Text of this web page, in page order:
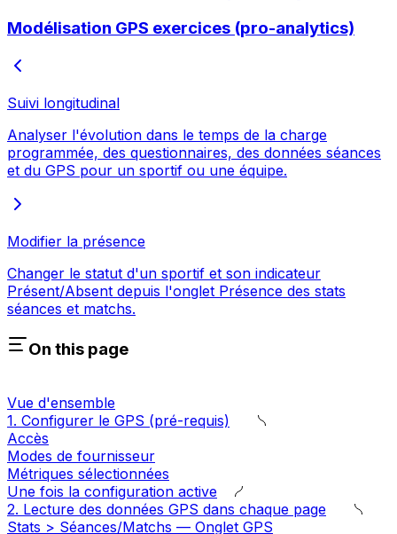
Modélisation GPS exercices (pro-analytics)
Suivi longitudinal
Analyser l'évolution dans le temps de la charge
programmée, des questionnaires, des données séances
et du GPS pour un sportif ou une équipe.
Modifier la présence
Changer le statut d'un sportif et son indicateur
Présent/Absent depuis l'onglet Présence des stats
séances et matchs.
On this page
Vue d'ensemble
1. Configurer le GPS (pré-requis)
Accès
Modes de fournisseur
Métriques sélectionnées
Une fois la configuration active
2. Lecture des données GPS dans chaque page
Stats > Séances/Matchs — Onglet GPS